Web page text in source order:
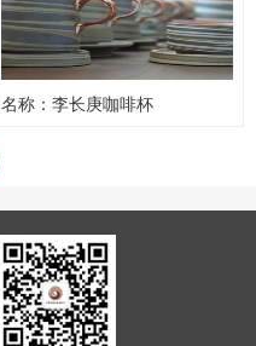
名称：李长庚咖啡杯